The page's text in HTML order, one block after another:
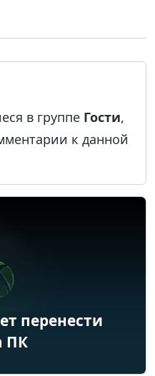
в группе Гости,
к данной
перенести
ПК